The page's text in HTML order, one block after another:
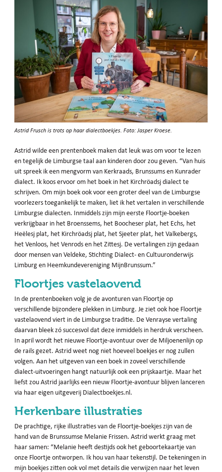
Astrid Frusch is trots op haar dialectboekjes. Foto: Jasper Kroese.
Astrid wilde een prentenboek maken dat leuk was om voor te lezen
en tegelijk de Limburgse taal aan kinderen door zou geven. “Van huis
uit spreek ik een mengvorm van Kerkraads, Brunssums en Kunrader
dialect. Ik koos ervoor om het boek in het Kirchröadsj dialect te
schrijven. Om mijn boek ook voor een groter deel van de Limburgse
voorlezers toegankelijk te maken, liet ik het vertalen in verschillende
Limburgse dialecten. Inmiddels zijn mijn eerste Floortje-boeken
verkrijgbaar in het Broenssems, het Boocheser plat, het Echs, het
Heëlesj plat, het Kirchröadsj plat, het Sjeeter plat, het Valkebergs,
het Venloos, het Venrods en het Zittesj. De vertalingen zijn gedaan
door mensen van Veldeke, Stichting Dialect- en Cultuuronderwijs
Limburg en Heemkundevereniging MijnBrunssum.”
Floortjes vastelaovend
In de prentenboeken volg je de avonturen van Floortje op
verschillende bijzondere plekken in Limburg. Je ziet ook hoe Floortje
vastelaovend viert in de Limburgse traditie. De Venrayse vertaling
daarvan bleek zó succesvol dat deze inmiddels in herdruk verscheen.
In april wordt het nieuwe Floortje-avontuur over de Miljoenenlijn op
de rails gezet. Astrid weet nog niet hoeveel boekjes er nog zullen
volgen. Aan het uitgeven van een boek in zoveel verschillende
dialect-uitvoeringen hangt natuurlijk ook een prijskaartje. Maar het
liefst zou Astrid jaarlijks een nieuw Floortje-avontuur blijven lanceren
via haar eigen uitgeverij Dialectboekjes.nl.
Herkenbare illustraties
De prachtige, rijke illustraties van de Floortje-boekjes zijn van de
hand van de Brunssumse Melanie Frissen. Astrid werkt graag met
haar samen: “Melanie heeft destijds ook het geboortekaartje van
onze Floortje ontworpen. Ik hou van haar tekenstijl. De tekeningen in
mijn boekjes zitten ook vol met details die verwijzen naar het leven